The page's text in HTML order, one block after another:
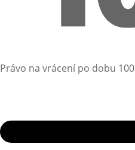
Právo na vrácení po dobu